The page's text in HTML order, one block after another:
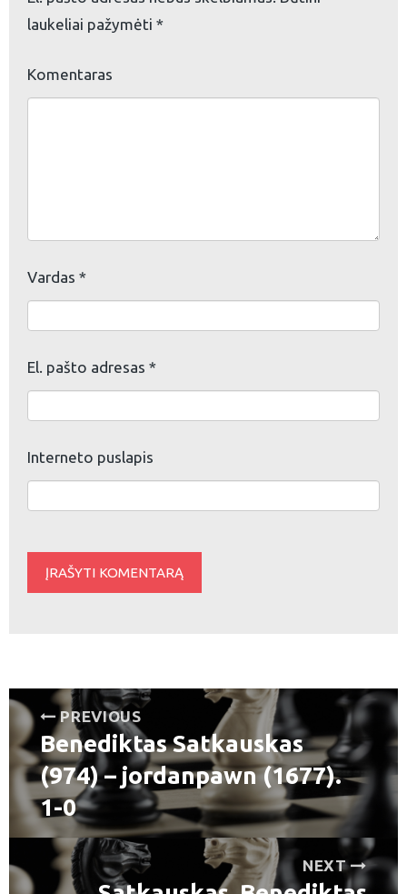
laukeliai pažymėti *
Komentaras
Vardas *
El. pašto adresas *
Interneto puslapis
Navigacija
tarp
įrašų
PREVIOUS
Previous
post:
Benediktas Satkauskas
(974) – jordanpawn (1677).
1-0
NEXT
Next